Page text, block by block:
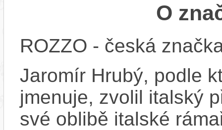
O
ROZZO - česká
Jaromír Hrubý, podle
jmenuje, zvolil italský
své oblibě italské